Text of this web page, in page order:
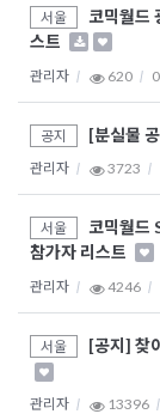
서울
코믹월드
스트
관리자 620
공지 [분실물
관리자 3723
서울
코믹월드
참가자 리스트
관리자 4246
서울 [공지] 찾
관리자 13396